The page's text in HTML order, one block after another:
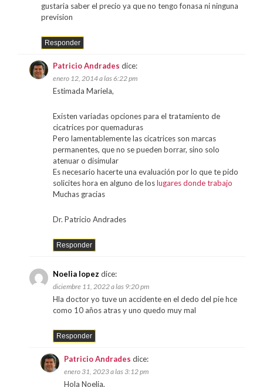
gustaria saber el precio ya que no tengo fonasa ni ninguna
prevision
Responder
Patricio Andrades dice:
enero 12, 2014 a las 6:22 pm
Estimada Mariela,
Existen variadas opciones para el tratamiento de
cicatrices por quemaduras
Pero lamentablemente las cicatrices son marcas
permanentes, que no se pueden borrar, sino solo
atenuar o disimular
Es necesario hacerte una evaluación por lo que te pido
solicites hora en alguno de loslugares donde trabajo
Muchas gracias
Dr. Patricio Andrades
Responder
Noelia lopez dice:
diciembre 11, 2022 a las 9:20 pm
Hla doctor yo tuve un accidente en el dedo del pie hce
como 10 años atras y uno quedo muy mal
Responder
Patricio Andrades dice:
enero 31, 2023 a las 3:12 pm
Hola Noelia,